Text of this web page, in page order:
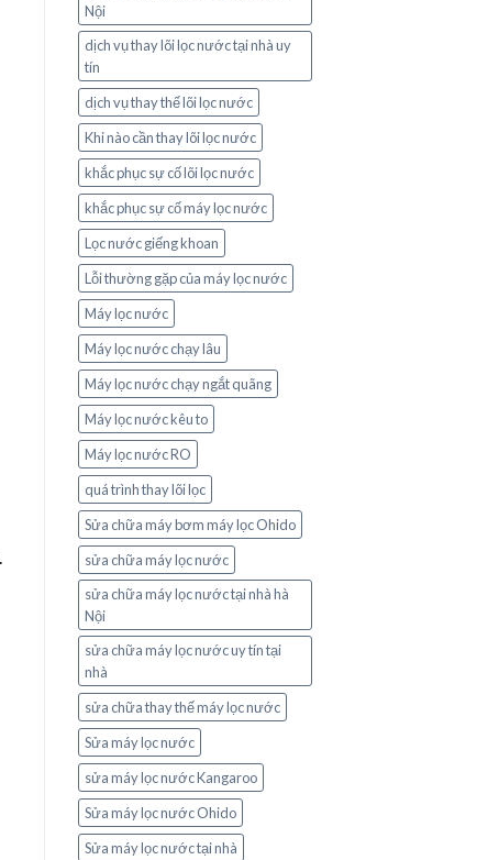
Nội
dịch vụ thay lõi lọc nước tại nhà uy
tín
dịch vụ thay thế lõi lọc nước
Khi nào cần thay lõi lọc nước
khắc phục sự cố lõi lọc nước
khắc phục sự cố máy lọc nước
Lọc nước giếng khoan
Lỗi thường gặp của máy lọc nước
Máy lọc nước
Máy lọc nước chạy lâu
Máy lọc nước chạy ngắt quãng
Máy lọc nước kêu to
Máy lọc nước RO
quá trình thay lõi lọc
Sửa chữa máy bơm máy lọc Ohido
sửa chữa máy lọc nước
sửa chữa máy lọc nước tại nhà hà
Nội
sửa chữa máy lọc nước uy tín tại
nhà
sửa chữa thay thế máy lọc nước
Sửa máy lọc nước
sửa máy lọc nước Kangaroo
Sửa máy lọc nước Ohido
Sửa máy lọc nước tại nhà